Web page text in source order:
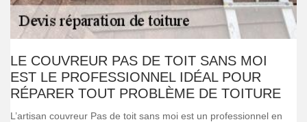
LE COUVREUR PAS DE TOIT SANS MOI
EST LE PROFESSIONNEL IDÉAL POUR
RÉPARER TOUT PROBLÈME DE TOITURE
L’artisan couvreur Pas de toit sans moi est un professionnel en